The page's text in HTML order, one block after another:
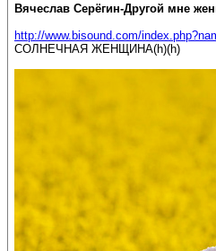
Вячеслав Серёгин-Другой мне
http://www.bisound.com/
СОЛНЕЧНАЯ ЖЕНЩИНА(h)(h)